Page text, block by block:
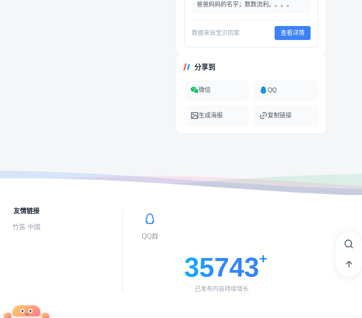
爸爸妈妈的名字；数数流利。。。。
数据来自宝贝回家 查看详情
分享到
微信 QQ
生成海报 复制链接
友情链接
竹笛.中国
QQ群
35743
已发布内容持续增长